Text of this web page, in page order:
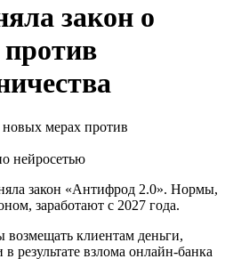
закон о
нейросетью
закон «Антифрод 2.0». Нормы,
заработают с 2027 года.
возмещать клиентам деньги,
взлома онлайн-банка